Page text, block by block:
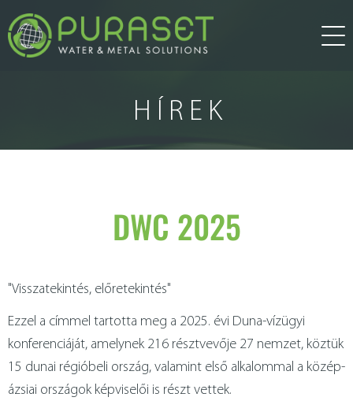
rólunk
termékek
víztechnológia
fémtechnológia
egyéb szolgáltatásreferenciák
kapcsolat
HÍREK
DWC 2025
"Visszatekintés, előretekintés"
Ezzel a címmel tartotta meg a 2025. évi Duna-vízügyi
konferenciáját, amelynek 216 résztvevője 27 nemzet, köztük
15 dunai régióbeli ország, valamint első alkalommal a közép-
ázsiai országok képviselői is részt vettek.